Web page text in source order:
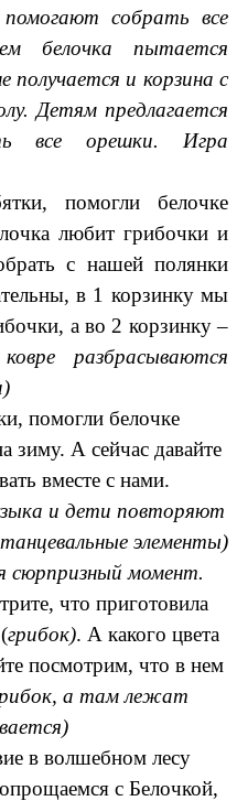
собрать все
белочка пытается
получается и корзина с
Детям предлагается
все орешки. Игра
помогли белочке
любит грибочки и
с нашей полянки
в 1 корзинку мы
а во 2 корзинку –
разбрасываются
помогли белочке
зиму. А сейчас давайте
вместе с нами.
и дети повторяют
элементы)
сюрпризный момент.
что приготовила
грибок). А какого цвета
посмотрим, что в нем
а там лежат
в волшебном лесу
с Белочкой,